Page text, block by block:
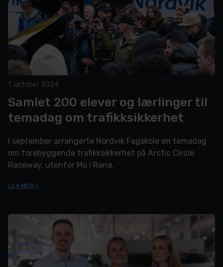
1. oktober 2024
Samlet 200 elever og lærlinger til
temadag om trafikksikkerhet
I september arrangerte Nordvik Fagskole en temadag
om forebyggende trafikksikkerhet på Arctic Circle
Raceway, utenfor Mo i Rana.
LES MER >